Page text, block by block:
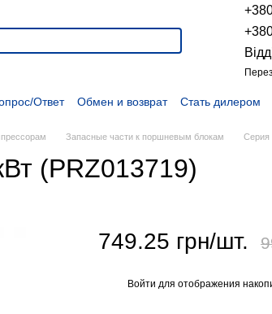
Ответ Обмен и возврат
Стать дилером
Договор оферты Распродажа
Запасные части к поршневым блокам Серия
(PRZ013719)
749.25 грн/шт.
Войти для отображения